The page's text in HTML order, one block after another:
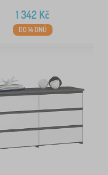
1 342Kč
DO 14 DNŮ